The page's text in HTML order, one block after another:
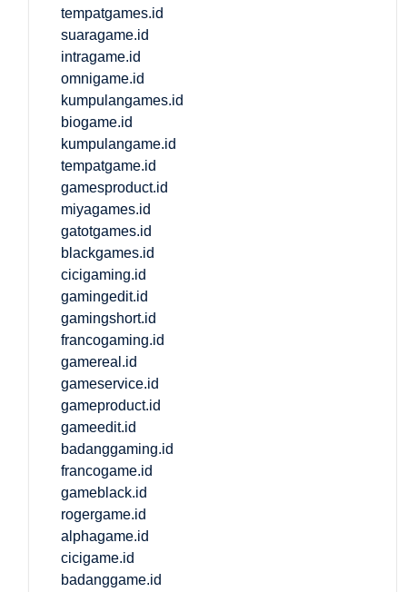
tempatgames.id
suaragame.id
intragame.id
omnigame.id
kumpulangames.id
biogame.id
kumpulangame.id
tempatgame.id
gamesproduct.id
miyagames.id
gatotgames.id
blackgames.id
cicigaming.id
gamingedit.id
gamingshort.id
francogaming.id
gamereal.id
gameservice.id
gameproduct.id
gameedit.id
badanggaming.id
francogame.id
gameblack.id
rogergame.id
alphagame.id
cicigame.id
badanggame.id